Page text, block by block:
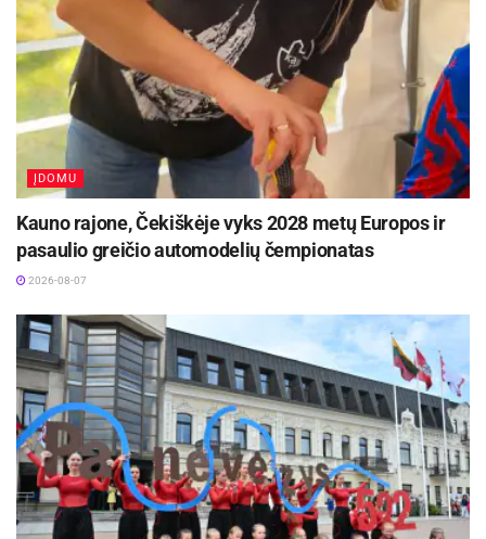
savivaldybėje.
Kviečiami visi aktyviai dalyvauti Lietuvių kalbos
sostinės ANYS KALBES ŽODŽIAIS renginiuose!
Šaltinis: Rokiškio rajono savivaldybė
ĮDOMU
Kauno rajone, Čekiškėje vyks 2028 metų Europos ir
pasaulio greičio automodelių čempionatas
2026-08-07